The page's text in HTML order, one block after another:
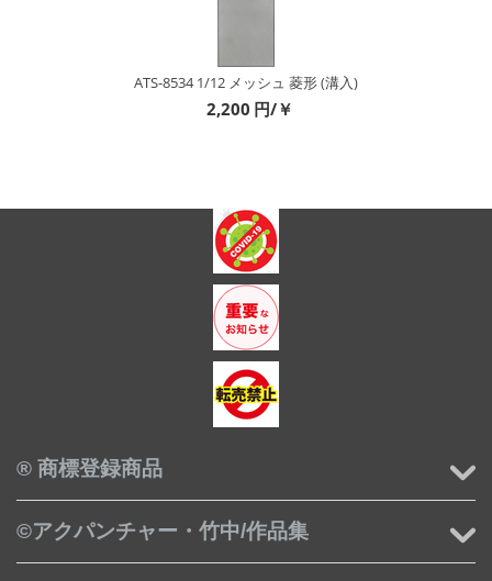
ATS-8534 1/12 メッシュ 菱形 (溝入)
2,200 円/￥
® 商標登録商品
©アクパンチャー・竹中/作品集